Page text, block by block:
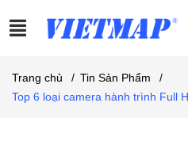
Trang chủ / Tin Sản Phẩm
/
Top 6 loại camera hành trình Full